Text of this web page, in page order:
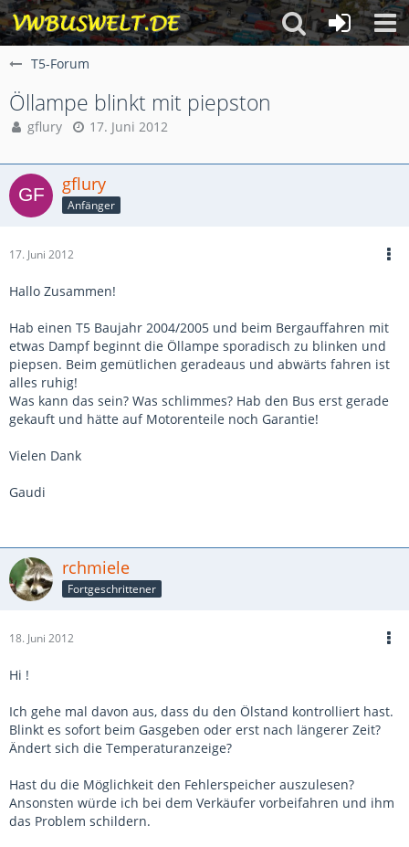
T5-Forum
Öllampe blinkt mit piepston
gflury 17. Juni 2012
gflury
Anfänger
17. Juni 2012
Hallo Zusammen!
Hab einen T5 Baujahr 2004/2005 und beim Bergauffahren mit
etwas Dampf beginnt die Öllampe sporadisch zu blinken und
piepsen. Beim gemütlichen geradeaus und abwärts fahren ist
alles ruhig!
Was kann das sein? Was schlimmes? Hab den Bus erst gerade
gekauft und hätte auf Motorenteile noch Garantie!
Vielen Dank
Gaudi
rchmiele
Fortgeschrittener
18. Juni 2012
Hi !
Ich gehe mal davon aus, dass du den Ölstand kontrolliert hast.
Blinkt es sofort beim Gasgeben oder erst nach längerer Zeit?
Ändert sich die Temperaturanzeige?
Hast du die Möglichkeit den Fehlerspeicher auszulesen?
Ansonsten würde ich bei dem Verkäufer vorbeifahren und ihm
das Problem schildern.